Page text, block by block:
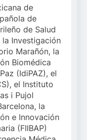
de
de
de Salud
la Investigación
Marañón, la
Biomédica
(IdiPAZ), el
el Instituto
i Pujol
la
e Innovación
(FIIBAP)